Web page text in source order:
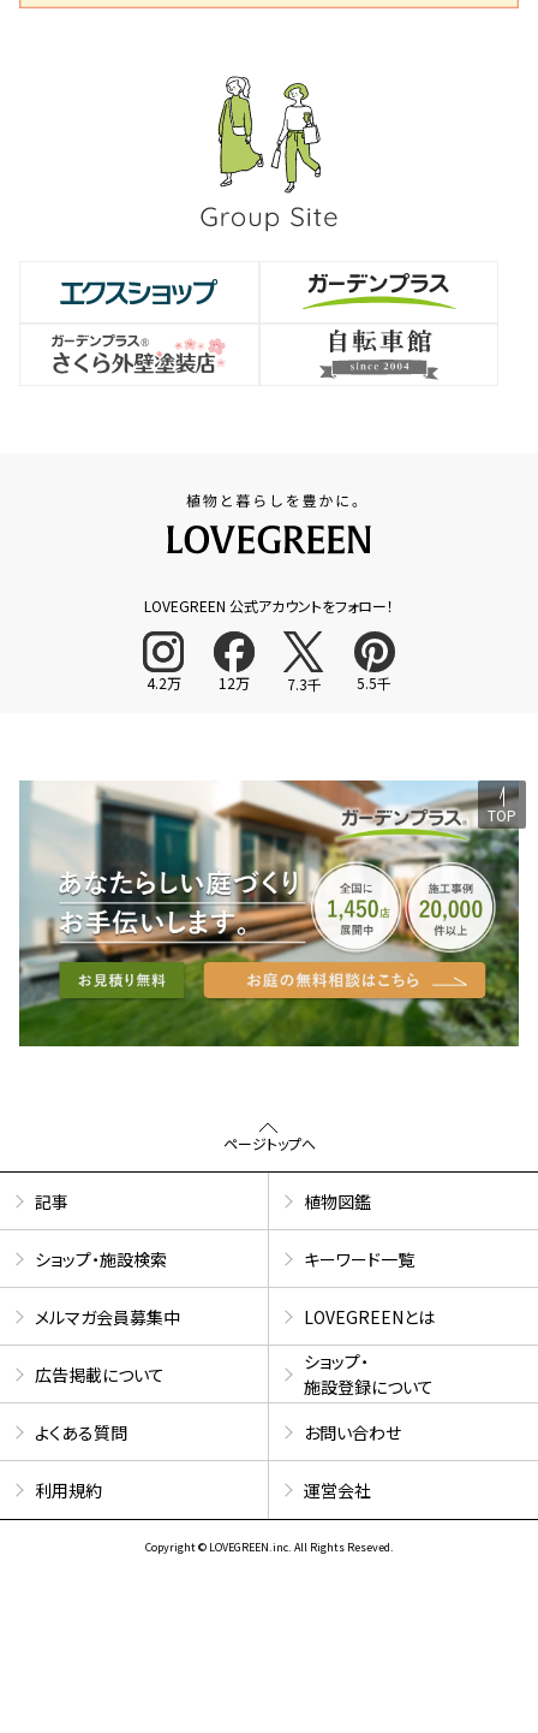
LOVEGREEN 公式アカウントをフォロー！
4.2万 12万 7.3千 5.5千
TOP
ページトップへ
記事 植物図鑑
ショップ・施設検索 キーワード一覧
メルマガ会員募集中 LOVEGREENとは
広告掲載について
ショップ・
施設登録について
よくある質問
お問い合わせ
利用規約 運営会社
Copyright © LOVEGREEN.inc. All Rights Reseved.